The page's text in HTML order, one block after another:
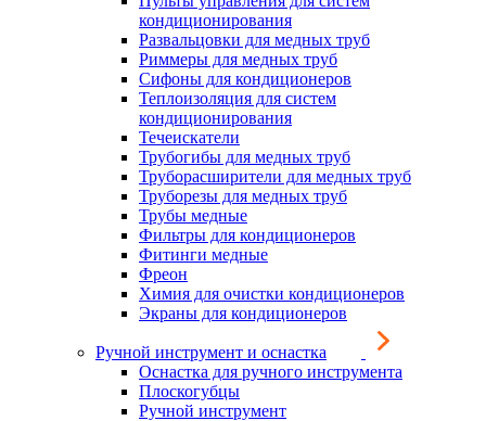
кондиционирования
Развальцовки для медных труб
Риммеры для медных труб
Сифоны для кондиционеров
Теплоизоляция для систем
кондиционирования
Течеискатели
Трубогибы для медных труб
Труборасширители для медных труб
Труборезы для медных труб
Трубы медные
Фильтры для кондиционеров
Фитинги медные
Фреон
Химия для очистки кондиционеров
Экраны для кондиционеров
Ручной инструмент и оснастка
Оснастка для ручного инструмента
Плоскогубцы
Ручной инструмент